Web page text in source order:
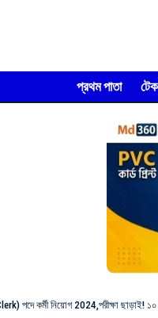
প্রথম পাতা
পদে কর্মী নিয়োগ 2024,পরীক্ষা ছাড়াই!